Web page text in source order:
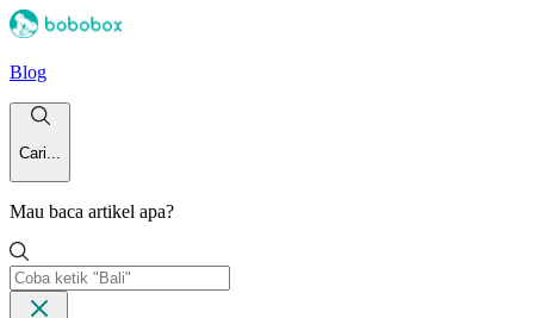
Blog
Cari...
Mau baca artikel apa?